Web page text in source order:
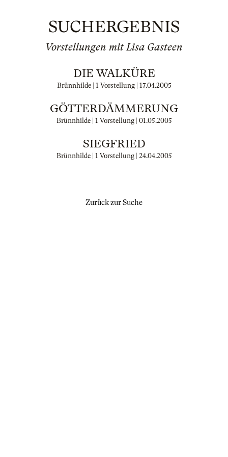
SUCHERGEBNIS
Vorstellungen mit Lisa Gasteen
DIE WALKÜRE
Brünnhilde | 1 Vorstellung | 17.04.2005
GÖTTERDÄMMERUNG
Brünnhilde | 1 Vorstellung | 01.05.2005
SIEGFRIED
Brünnhilde | 1 Vorstellung | 24.04.2005
Zurück zur Suche